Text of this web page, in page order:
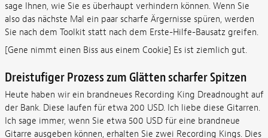
sage Ihnen, wie Sie es überhaupt verhindern können. Wenn Sie
also das nächste Mal ein paar scharfe Ärgernisse spüren, werden
Sie nach dem Toolkit statt nach dem Erste-Hilfe-Bausatz greifen.
[Gene nimmt einen Biss aus einem Cookie] Es ist ziemlich gut.
Dreistufiger Prozess zum Glätten scharfer Spitzen
Heute haben wir ein brandneues Recording King Dreadnought auf
der Bank. Diese laufen für etwa 200 USD. Ich liebe diese Gitarren.
Ich sage immer, wenn Sie etwa 500 USD für eine brandneue
Gitarre ausgeben können, erhalten Sie zwei Recording Kings. Dies